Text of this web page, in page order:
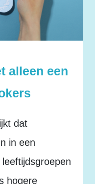
alleen een
dat
in een
hogere